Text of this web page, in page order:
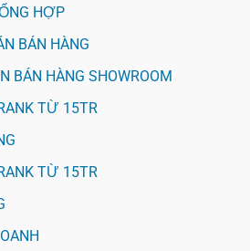
HỢP
BÁN HÀNG
BÁN HÀNG SHOWROOM
TỪ 15TR
TỪ 15TR